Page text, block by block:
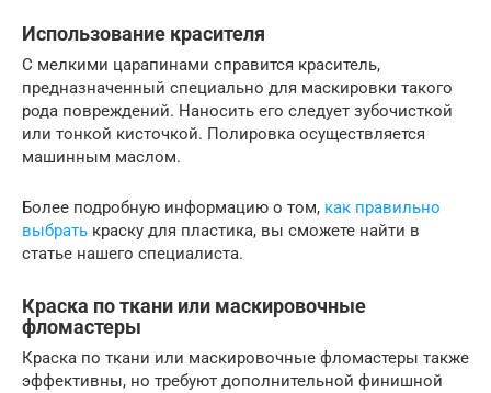
Использование красителя
С мелкими царапинами справится краситель,
предназначенный специально для маскировки такого
рода повреждений. Наносить его следует зубочисткой
или тонкой кисточкой. Полировка осуществляется
машинным маслом.
Более подробную информацию о том, как правильно
выбрать краску для пластика, вы сможете найти в
статье нашего специалиста.
Краска по ткани или маскировочные
фломастеры
Краска по ткани или маскировочные фломастеры также
эффективны, но требуют дополнительной финишной